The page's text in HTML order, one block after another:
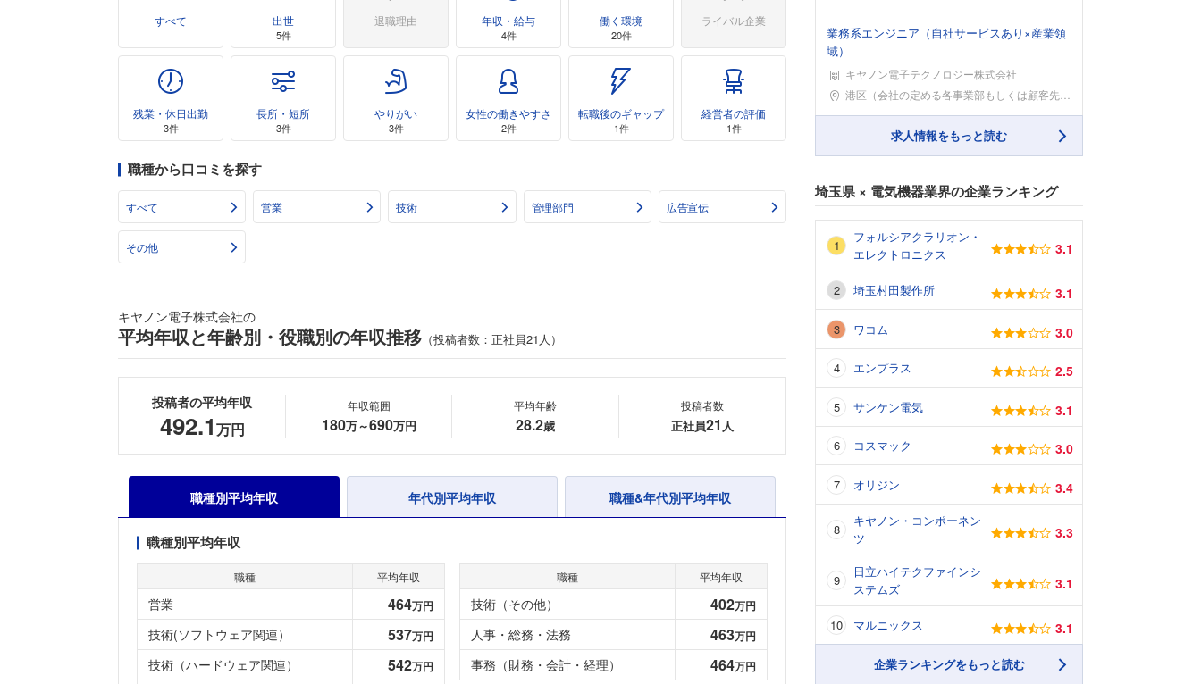
すべて 出世
5件
退職理由 年収・給与
4件
働く環境
20件
ライバル企業
残業・休日出勤
3件
長所・短所
3件
やりがい
3件
女性の働きやすさ
2件
転職後のギャップ
1件
経営者の評価
1件
職種から口コミを探す
すべて 営業 技術 管理部門 広告宣伝
その他
キヤノン電子株式会社の
平均年収と年齢別・役職別の年収推移 （投稿者数：正社員21人）
投稿者の平均年収
492.1万円
年収範囲
180万～690万円
平均年齢
28.2歳
投稿者数
正社員21 人
職種別平均年収 年代別平均年収 職種&年代別平均年収
職種別平均年収
職種 平均年収
営業 464万円
技術(ソフトウェア関連） 537万円
技術（ハードウェア関連） 542万円
職種 平均年収
技術（その他） 402万円
人事・総務・法務 463万円
事務（財務・会計・経理） 464万円
業務系エンジニア（自社サービスあり×産業領
域）
キヤノン電子テクノロジー株式会社
勤務地港区（会社の定める各事業部もしくは顧客先事業所 ※
求人情報をもっと読む
埼玉県× 電気機器業界の企業ランキング
フォルシアクラリオン・
エレクトロニクス
3.1
埼玉村田製作所 3.1
ワコム 3.0
エンプラス 2.5
サンケン電気 3.1
コスマック 3.0
オリジン 3.4
キヤノン・コンポーネン
ツ
3.3
日立ハイテクファインシ
ステムズ
3.1
マルニックス 3.1
企業ランキングをもっと読む